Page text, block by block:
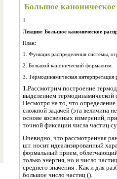
Большое каноническое
1
Лекция: Большое каноническое
План:
1. Функция распределения системы,
2. Большой канонический формализм.
3. Термодинамическая интерпретация
1.Рассмотрим построение
выделением
Несмотря на то, что определение
сложной задачей (эта величина
основе косвенных измерений,
точной фиксации числа частиц
Очевидно, что рассмотренная
шт. носит идеализированный
формальный прием, облегчающий
только энергия, но и число частиц
среднего значения . Как и для
большое число частиц ().